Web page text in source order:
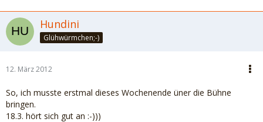
Hundini
Glühwürmchen;-)
12. März 2012
So, ich musste erstmal dieses Wochenende üner die Bühne
bringen.
18.3. hört sich gut an :-)))